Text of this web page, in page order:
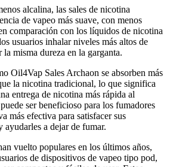
alcalina, las sales de nicotina
de vapeo más suave, con menos
comparación con los líquidos de nicotina
usuarios inhalar niveles más altos de
misma dureza en la garganta.
Oil4Vap Sales Archaon se absorben más
la nicotina tradicional, lo que significa
entrega de nicotina más rápida al
ser beneficioso para los fumadores
más efectiva para satisfacer sus
ayudarles a dejar de fumar.
vuelto populares en los últimos años,
de dispositivos de vapeo tipo pod,